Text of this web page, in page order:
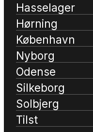
Hasselager
Hørning
København
Nyborg
Odense
Silkeborg
Solbjerg
Tilst